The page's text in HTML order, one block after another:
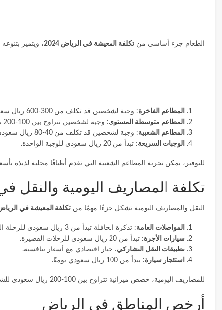
الطعام جزء أساسي من تكلفة المعيشة في الرياض 2024 ، ويتميز
المطاعم الفاخرة: وجبة لشخصين قد تكلف من 300-600 ريال سعودي.
المطاعم متوسطة المستوى: وجبة لشخصين تتراوح بين 100-200 ريال سعودي.
المطاعم الشعبية: وجبة لشخصين قد تكلف من 40-80 ريال سعودي.
الوجبات السريعة: تبدأ من 20 ريال سعودي للوجبة الواحدة.
للتوفير، يمكن تجربة المطاعم الشعبية التي تقدم أطباقًا محلية لذيذة
تكلفة المصاريف اليومية والنقل
النقل والمصاريف اليومية تشكل جزءًا مهمًا من تكلفة المعيشة في الرياض
المواصلات العامة: تذكرة الحافلة تبدأ من 3 ريال سعودي للرحلة الواحدة.
سيارات الأجرة: تبدأ من 20 ريال سعودي للرحلات القصيرة.
تطبيقات النقل التشاركي: خيار اقتصادي مع أسعار تنافسية.
استئجار سيارة: يبدأ من 100 ريال سعودي يوميًا.
للمصاريف اليومية، خصص ميزانية تتراوح بين 100-200 ريال سعودي للشخص الواحد، تشمل الوجبات والتنقلات.
أرخص المناطق في الرياض